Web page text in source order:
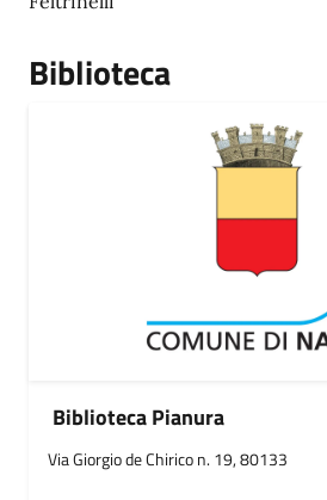
Biblioteca
Biblioteca Pianura
Via Giorgio de Chirico n. 19, 80133